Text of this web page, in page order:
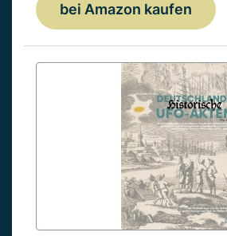
bei Amazon kaufen